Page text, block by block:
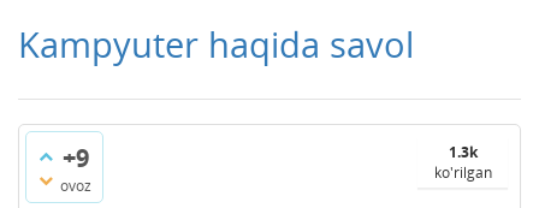
Kampyuter haqida savol
+9
ovoz
1.3k
ko'rilgan